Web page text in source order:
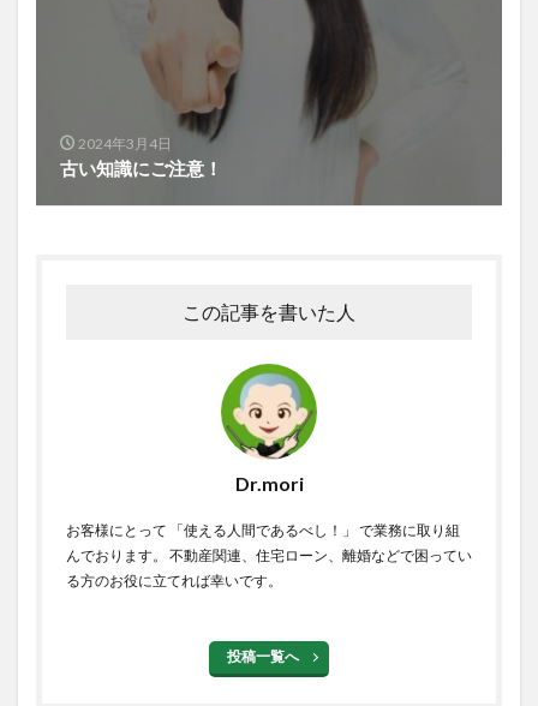
2024年3月4日
古い知識にご注意！
この記事を書いた人
Dr.mori
お客様にとって 「使える人間であるべし！」 で業務に取り組
んでおります。 不動産関連、住宅ローン、離婚などで困ってい
る方のお役に立てれば幸いです。
投稿一覧へ